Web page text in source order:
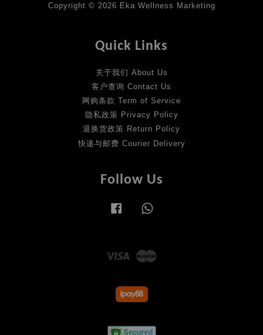
Copyright © 2026 Eka Wellness Marketing
Quick Links
关于我们 About Us
客户查询 Contact Us
网购条款 Term of Service
隐私政策 Privacy Policy
退换货政策 Return Policy
快递与邮费 Courier Delivery
Follow Us
Facebook
Visa